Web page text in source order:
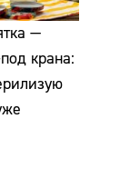
—
крана: